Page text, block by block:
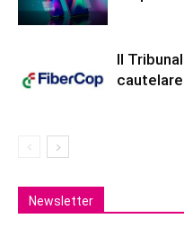
Il
Newsletter